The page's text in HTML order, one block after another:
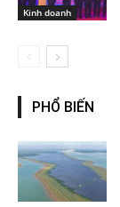
Kinh doanh
PHỔ BIẾN